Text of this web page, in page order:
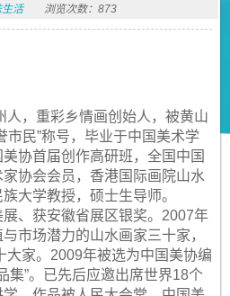
活 浏览次数：873
人，重彩乡情画创始人，被黄山
市民”称号，毕业于中国美术学
协首届创作高研班，全国中国
协会会员，香港国际画院山水
大学教授，硕士生导师。
、获安徽省展区银奖。2007年
市场潜力的山水画家三十家，
大家。2009年被选为中国美协编
集”。已先后应邀出席世界18个